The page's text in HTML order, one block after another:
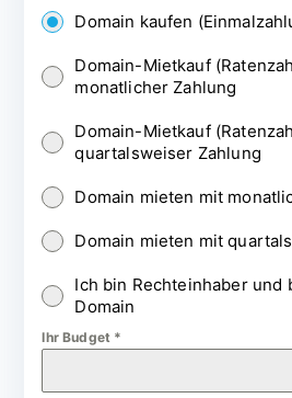
Domain kaufen
Domain-Mietkauf
monatlicher Zahlung
Domain-Mietkauf
quartalsweiser Zahlung
Domain mieten mit
Domain mieten mit
Ich bin Rechteinhaber und
Domain
Ihr Budget *